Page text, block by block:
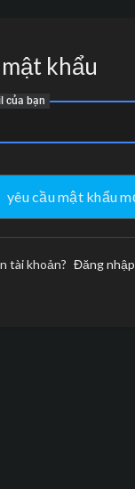
khẩu
của bạn
tài khoản? Đăng nhập